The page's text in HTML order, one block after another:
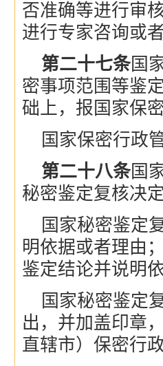
否准确等进行审
进行专家咨询或
第二十七条国
密事项范围等鉴
础上，报国家保
国家保密行政
第二十八条国
秘密鉴定复核决
国家秘密鉴定
明依据或者理由
鉴定结论并说明
国家秘密鉴定
出，并加盖印章
直辖市）保密行